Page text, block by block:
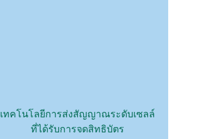
เทคโนโลยีการส่งสัญญาณระดับเซลล์
ที่ได้รับการจดสิทธิบัตร